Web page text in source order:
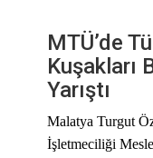
MTÜ’de
Kuşakları
Yarıştı
Malatya Turgut
İşletmeciliği